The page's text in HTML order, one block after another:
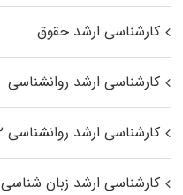
کارشناسی ارشد حقوق
کارشناسی ارشد روانشناسی
کارشناسی ارشد روانشناسی ۲
کارشناسی ارشد زبان شناسی